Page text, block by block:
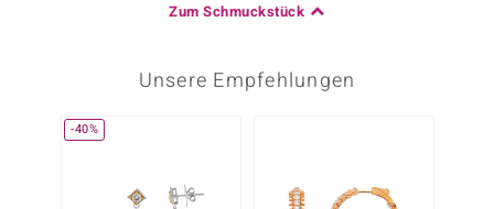
Zum Schmuckstück
Unsere Empfehlungen
-40%